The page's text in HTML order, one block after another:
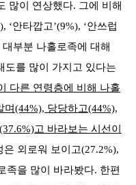
많이 연상했다. 그에 비해
‘안타깝고’(9%), ‘안쓰럽
부분 나홀로족에 대해
도를 많이 가지고 있다는
다른 연령층에 비해 나홀
며(44%), 당당하고(44%),
고 바라보는 시선이
외로워 보이고(27.2%),
족을 많이 바라봤다. 한편